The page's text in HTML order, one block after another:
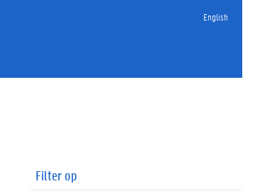
English
Filter op